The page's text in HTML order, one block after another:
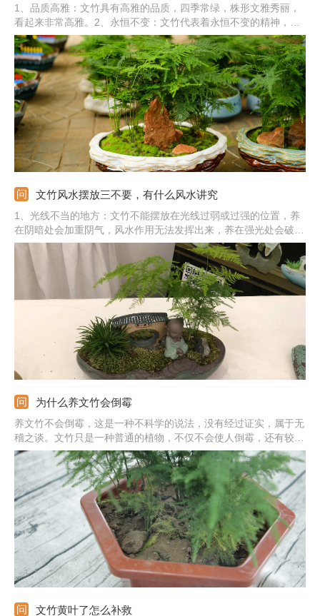
1、品质高雅：文竹具有高雅的品质，四季常绿，株形文雅秀丽，
看起来非常高雅。2、永恒不变：文竹代表着永恒不变的精神，能
保持不变的叶色，能寓意夫妻和睦、爱情长久，代表着爱情天长地
久。3、不屈不挠：文竹也有不屈不挠的精神，文竹非常耐阴，能
在光线偏阴暗的地方生长下去。
文竹风水摆放三不要，有什么风水讲究
1、光线不当的地方：文竹不能摆放在光线过弱或过强的位置，养
在阴暗处会加重阴气，风水作用无法发挥出来，养在强光处会破坏
室内风水，无法起到纳气、旺财的作用。2、厨卫位置：文竹不适
合摆放在厨房或卫生间等位置，使室内阴气加重，影响家中的运
势。3、卧室床边：文竹不适合养在床边，容易瞎想，惊慌。
为什么养文竹会倒霉
养文竹不会倒霉，这是一种不科学的说法，没有经过证实，属于无
稽之谈。文竹只是一种普通的植物，不仅不会使人倒霉，还有较好
的寓意。文竹能寓意着竹报平安，也能寓意着友谊永恒，爱情天长
地久，文竹开花寓意着好运来临。文竹除了有较好的寓意之外，还
有较好的观赏价值，净化空气，释放出氧气。
文竹黄叶了怎么补救